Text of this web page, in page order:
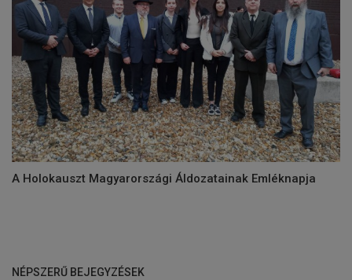
A Holokauszt Magyarországi Áldozatainak Emléknapja
NÉPSZERŰ BEJEGYZÉSEK